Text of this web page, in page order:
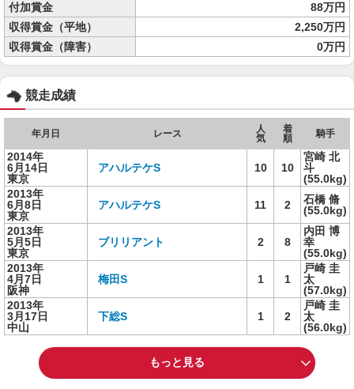
付加賞金
88万円
収得賞金（平地）
2,250万円
収得賞金（障害）
0万円
競走成績
年月日 レース
人
気
着
順
騎手
2014年
6月14日
東京
アハルテケS 10 10
宮崎 北
斗
(55.0kg)
2013年
6月8日
東京
アハルテケS 11 2
石橋 脩
(55.0kg)
2013年
5月5日
東京
ブリリアント 2 8
内田 博
幸
(55.0kg)
2013年
4月7日
阪神
梅田S 1 1
戸崎 圭
太
(57.0kg)
2013年
3月17日
中山
下総S 1 2
戸崎 圭
太
(56.0kg)
もっと見る